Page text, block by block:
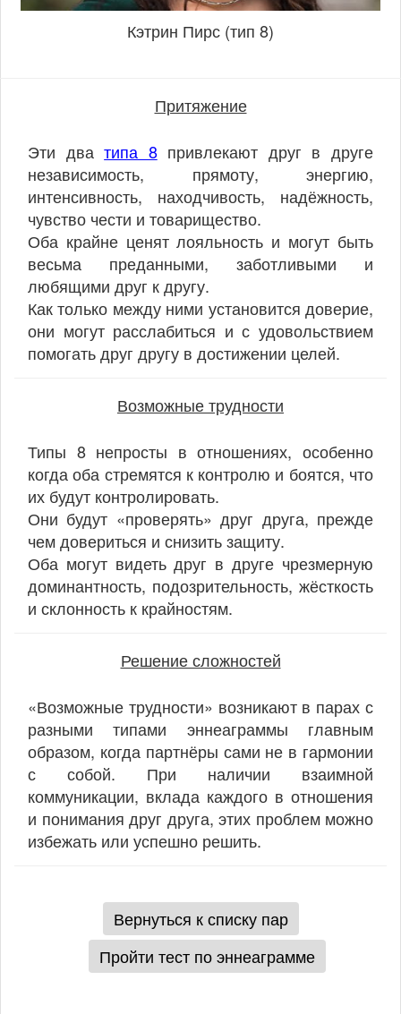
Кэтрин Пирс (тип 8)
Притяжение
Эти дватипа 8привлекают друг в друге
независимость, прямоту, энергию,
интенсивность, находчивость, надёжность,
чувство чести и товарищество.
Оба крайне ценят лояльность и могут быть
весьма преданными, заботливыми и
любящими друг к другу.
Как только между ними установится доверие,
они могут расслабиться и с удовольствием
помогать друг другу в достижении целей.
Возможные трудности
Типы 8 непросты в отношениях, особенно
когда оба стремятся к контролю и боятся, что
их будут контролировать.
Они будут «проверять» друг друга, прежде
чем довериться и снизить защиту.
Оба могут видеть друг в друге чрезмерную
доминантность, подозрительность, жёсткость
и склонность к крайностям.
Решение сложностей
«Возможные трудности» возникают в парах с
разными типами эннеаграммы главным
образом, когда партнёры сами не в гармонии
с собой. При наличии взаимной
коммуникации, вклада каждого в отношения
и понимания друг друга, этих проблем можно
избежать или успешно решить.
Вернуться к списку пар
Пройти тест по эннеаграмме